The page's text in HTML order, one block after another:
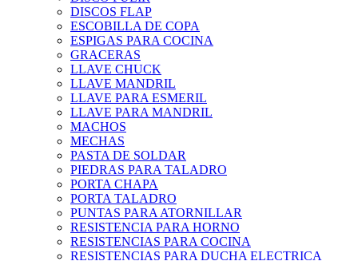
DISCOS FLAP
ESCOBILLA DE COPA
ESPIGAS PARA COCINA
GRACERAS
LLAVE CHUCK
LLAVE MANDRIL
LLAVE PARA ESMERIL
LLAVE PARA MANDRIL
MACHOS
MECHAS
PASTA DE SOLDAR
PIEDRAS PARA TALADRO
PORTA CHAPA
PORTA TALADRO
PUNTAS PARA ATORNILLAR
RESISTENCIA PARA HORNO
RESISTENCIAS PARA COCINA
RESISTENCIAS PARA DUCHA ELECTRICA